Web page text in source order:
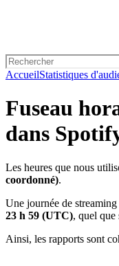
AccueilStatistiques
Fuseau
dans
Les heures que nous
coordonné).
Une journée de streaming
23 h 59 (UTC), quel que
Ainsi, les rapports sont